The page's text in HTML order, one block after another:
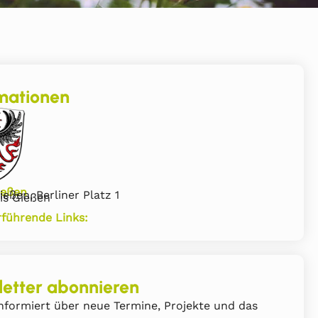
Berliner Platz 1
Gießen
Links:
abonnieren
über neue Termine, Projekte und das